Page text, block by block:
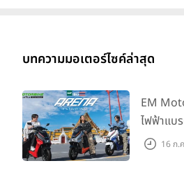
บทความมอเตอร์ไซค์ล่าสุด
EM
ไฟฟ้าแบ
ARENA
16 ก.